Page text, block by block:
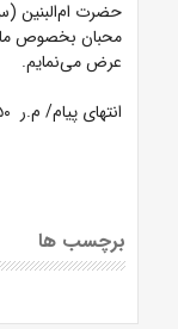
حضرت ام‌البنین
محبان بخصوص
عرض می‌نمایم.
انتهای پیام/ م.ر ۲۰۵۰
برچسب ها